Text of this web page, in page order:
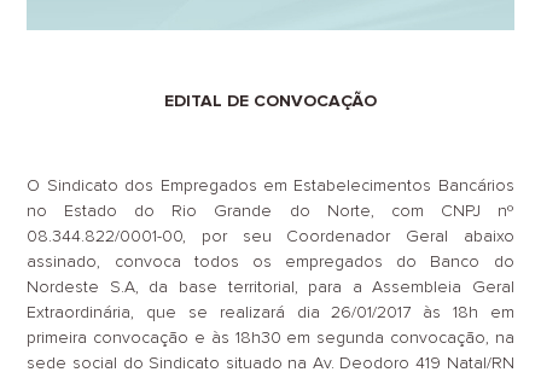
EDITAL DE CONVOCAÇÃO
O Sindicato dos Empregados em Estabelecimentos Bancários
no Estado do Rio Grande do Norte, com CNPJ nº
08.344.822/0001-00, por seu Coordenador Geral abaixo
assinado, convoca todos os empregados do Banco do
Nordeste S.A, da base territorial, para a Assembleia Geral
Extraordinária, que se realizará dia 26/01/2017 às 18h em
primeira convocação e às 18h30 em segunda convocação, na
sede social do Sindicato situado na Av. Deodoro 419 Natal/RN